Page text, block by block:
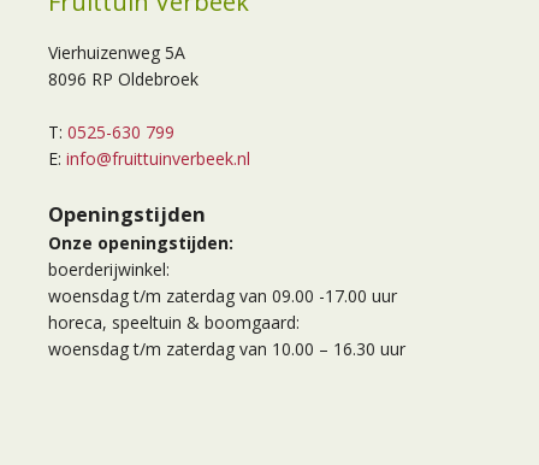
Vierhuizenweg 5A
8096 RP Oldebroek
T: 0525-630 799
E: info@fruittuinverbeek.nl
Openingstijden
Onze openingstijden:
boerderijwinkel:
woensdag t/m zaterdag van 09.00 -17.00 uur
horeca, speeltuin & boomgaard:
woensdag t/m zaterdag van 10.00 – 16.30 uur